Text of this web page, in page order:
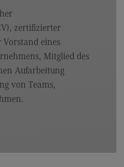
zertifizierter
Vorstand eines
Mitglied des
Aufarbeitung
von Teams,